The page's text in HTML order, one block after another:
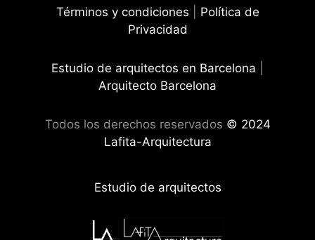
Términos y condiciones
Política de
Privacidad
Estudio de arquitectos en Barcelona
Arquitecto Barcelona
Todos los derechos reservados © 2024
Lafita-Arquitectura
Estudio de arquitectos